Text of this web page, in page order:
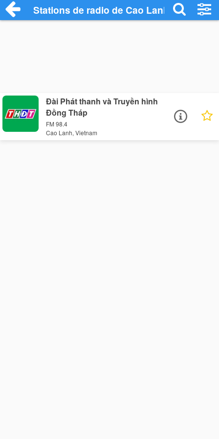
Stations de radio de Cao Lanh
Đài Phát thanh và Truyền hình
Đồng Tháp
FM 98.4
Cao Lanh, Vietnam